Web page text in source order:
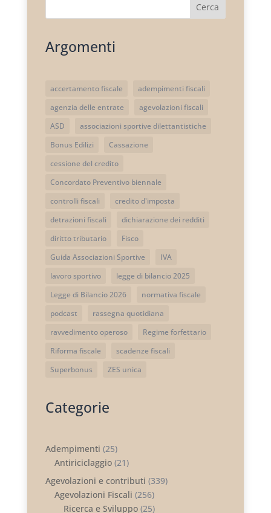
Cerca
Argomenti
accertamento fiscale
adempimenti fiscali
agenzia delle entrate
agevolazioni fiscali
ASD
associazioni sportive dilettantistiche
Bonus Edilizi
Cassazione
cessione del credito
Concordato Preventivo biennale
controlli fiscali
credito d'imposta
detrazioni fiscali
dichiarazione dei redditi
diritto tributario
Fisco
Guida Associazioni Sportive
IVA
lavoro sportivo
legge di bilancio 2025
Legge di Bilancio 2026
normativa fiscale
podcast
rassegna quotidiana
ravvedimento operoso
Regime forfettario
Riforma fiscale
scadenze fiscali
Superbonus
ZES unica
Categorie
Adempimenti (25)
Antiriciclaggio(21)
Agevolazioni e contributi (339)
Agevolazioni Fiscali (256)
Ricerca e Sviluppo(25)